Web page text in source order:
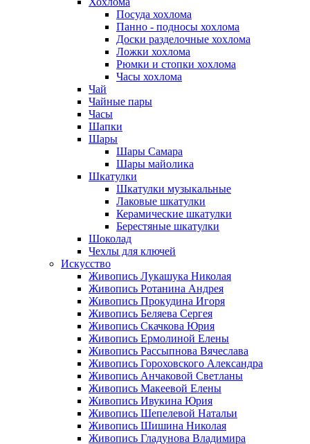
Посуда хохлома
Панно - подносы хохлома
Доски разделочные хохлома
Ложки хохлома
Рюмки и стопки хохлома
Часы хохлома
Чай
Чайные пары
Часы
Шапки
Шары
Шары Самара
Шары майолика
Шкатулки
Шкатулки музыкальные
Лаковые шкатулки
Керамические шкатулки
Берестяные шкатулки
Шоколад
Чехлы для ключей
Искусство
Живопись Лукашука Николая
Живопись Ротанина Андрея
Живопись Прокудина Игоря
Живопись Беляева Сергея
Живопись Скачкова Юрия
Живопись Ермолиной Елены
Живопись Рассыпнова Вячеслава
Живопись Гороховского Александра
Живопись Анчаковой Светланы
Живопись Макеевой Елены
Живопись Ивукина Юрия
Живопись Шепелевой Натальи
Живопись Шишина Николая
Живопись Гладунова Владимира